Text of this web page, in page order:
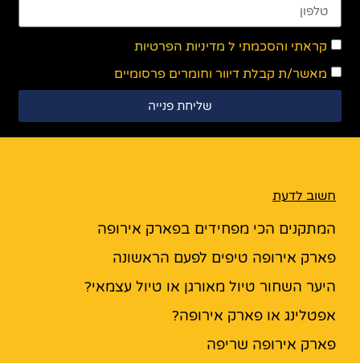
קראתי והסכמתי ל מדיניות הפרטיות
מאשר/ת קבלת דיוור וחומרים פרסומיים
שליחת פנייה
חשוב לדעת
המתקנים הכי מפחידים בפארק אירופה
פארק אירופה טיפים לפעם הראשונה
היער השחור טיול מאורגן או טיול עצמאי?
אפטלינג או פארק אירופה?
פארק אירופה שריפה